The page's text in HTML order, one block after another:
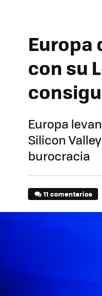
Europa
con su
Europa
Silicon
burocracia
11 comentarios